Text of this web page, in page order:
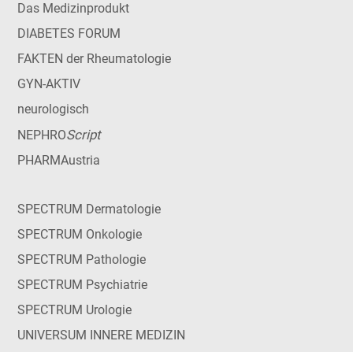
Das Medizinprodukt
DIABETES FORUM
FAKTEN der Rheumatologie
GYN-AKTIV
neurologisch
NEPHROScript
PHARMAustria
SPECTRUM Dermatologie
SPECTRUM Onkologie
SPECTRUM Pathologie
SPECTRUM Psychiatrie
SPECTRUM Urologie
UNIVERSUM INNERE MEDIZIN